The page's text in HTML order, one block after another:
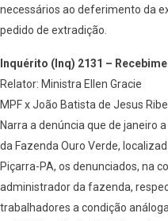
necessários ao deferimento da
pedido de extradição.
Inquérito (Inq) 2131 –
Relator: Ministra Ellen Gracie
MPF x João Batista de Jesus
Narra a denúncia que de janeiro
da Fazenda Ouro Verde,
Piçarra-PA, os denunciados, na
administrador da fazenda,
trabalhadores a condição